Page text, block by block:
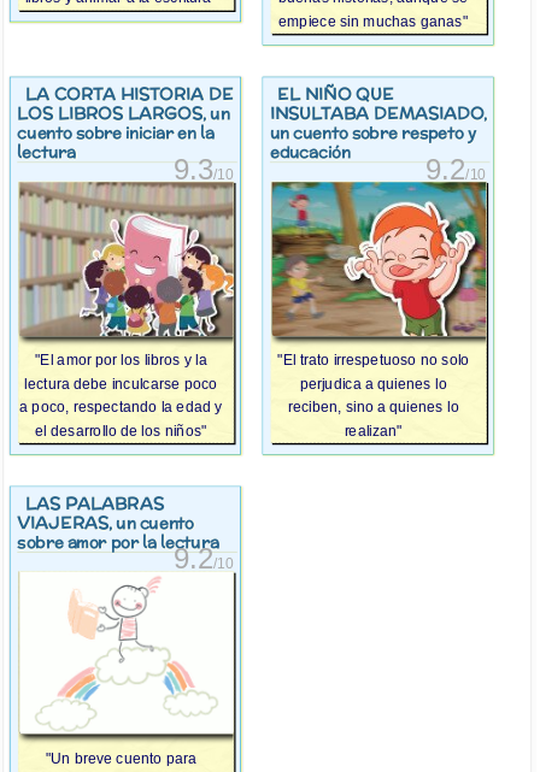
empiece sin muchas ganas"
LA CORTA HISTORIA DE
LOS LIBROS LARGOS, un
cuento sobre iniciar en la
lectura
9.3/10
"El amor por los libros y la
lectura debe inculcarse poco
a poco, respectando la edad y
el desarrollo de los niños"
EL NIÑO QUE
INSULTABA DEMASIADO,
un cuento sobre respeto y
educación
9.2/10
"El trato irrespetuoso no solo
perjudica a quienes lo
reciben, sino a quienes lo
realizan"
LAS PALABRAS
VIAJERAS, un cuento
sobre amor por la lectura
9.2/10
"Un breve cuento para